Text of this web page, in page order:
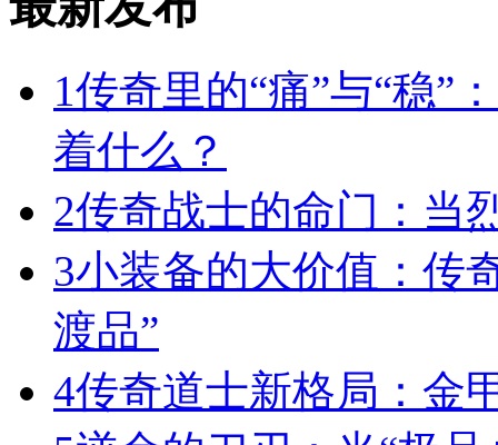
1传奇里的“痛”与“稳”
着什么？
2传奇战士的命门：当
3小装备的大价值：传
渡品”
4传奇道士新格局：金